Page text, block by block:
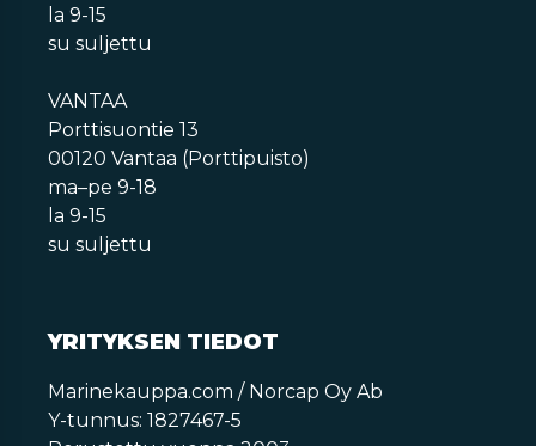
la 9-15
su suljettu
VANTAA
Porttisuontie 13
00120 Vantaa (Porttipuisto)
ma–pe 9-18
la 9-15
su suljettu
YRITYKSEN TIEDOT
Marinekauppa.com / Norcap Oy Ab
Y-tunnus: 1827467-5